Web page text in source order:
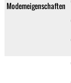
Modemeigenschaften